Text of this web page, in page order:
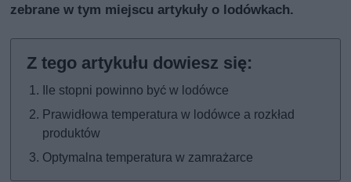
zebrane w tym miejscu artykuły o lodówkach.
Ile stopni powinno być w lodówce
Prawidłowa temperatura w lodówce a rozkład
produktów
Optymalna temperatura w zamrażarce